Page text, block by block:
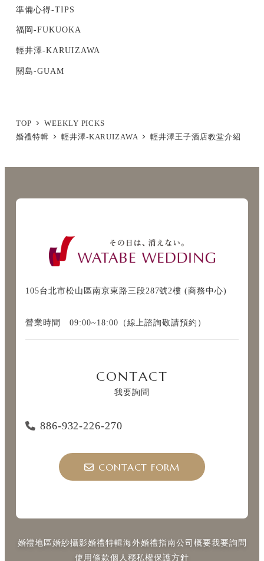
準備心得-TIPS
福岡-FUKUOKA
輕井澤-KARUIZAWA
關島-GUAM
TOP
WEEKLY PICKS
婚禮特輯
輕井澤-KARUIZAWA 輕井澤王子酒店教堂介紹
105台北市松山區南京東路三段287號2樓 (商務中心)
營業時間 09:00~18:00（線上諮詢敬請預約）
CONTACT
我要詢問
886-932-226-270
CONTACT FORM
婚禮地區婚紗攝影婚禮特輯海外婚禮指南公司概要我要詢問
使用條款個人穩私權保護方針